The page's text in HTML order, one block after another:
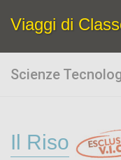
Viaggi di
Scienze
Il Riso